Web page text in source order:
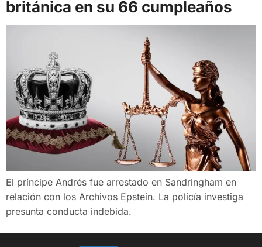
británica en su 66 cumpleaños
El príncipe Andrés fue arrestado en Sandringham en
relación con los Archivos Epstein. La policía investiga
presunta conducta indebida.